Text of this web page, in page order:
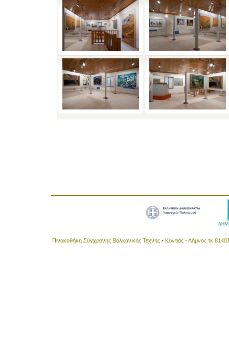
Πινακοθήκη Σύγχρονης Βαλκανικής Τέχνης • Κοντιάς - Λήμνος τκ